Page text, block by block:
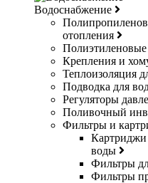
Водоснабжение
отопления
Полиэтиленовые
Крепления и
Теплоизоляция
Подводка для
Регуляторы
Поливочный
Фильтры и
Картриджи
воды
Фильтры
Фильтры